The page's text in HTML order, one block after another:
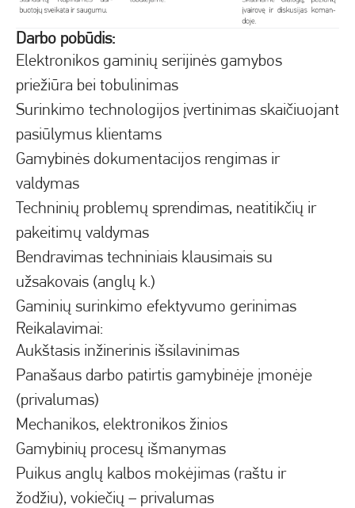
Darbo pobūdis:
Elektronikos gaminių serijinės gamybos
priežiūra bei tobulinimas
Surinkimo technologijos įvertinimas skaičiuojant
pasiūlymus klientams
Gamybinės dokumentacijos rengimas ir
valdymas
Techninių problemų sprendimas, neatitikčių ir
pakeitimų valdymas
Bendravimas techniniais klausimais su
užsakovais (anglų k.)
Gaminių surinkimo efektyvumo gerinimas
Reikalavimai:
Aukštasis inžinerinis išsilavinimas
Panašaus darbo patirtis gamybinėje įmonėje
(privalumas)
Mechanikos, elektronikos žinios
Gamybinių procesų išmanymas
Puikus anglų kalbos mokėjimas (raštu ir
žodžiu), vokiečių – privalumas